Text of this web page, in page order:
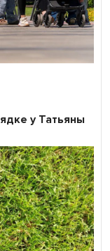
у Татьяны